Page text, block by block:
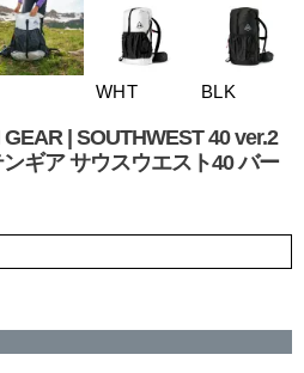
WHT BLK
| SOUTHWEST 40 ver.2
ギア サウスウエスト40 バー